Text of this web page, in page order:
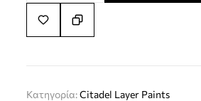
Κατηγορία:Citadel Layer Paints